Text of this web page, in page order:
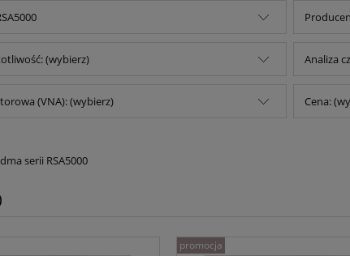
(wybierz) Analiza
(VNA): (wybierz) Cena:
serii RSA5000
promocja